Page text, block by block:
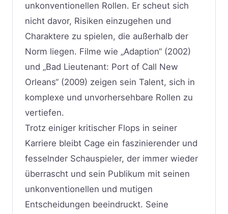
unkonventionellen Rollen. Er scheut sich
nicht davor, Risiken einzugehen und
Charaktere zu spielen, die außerhalb der
Norm liegen. Filme wie „Adaption“ (2002)
und „Bad Lieutenant: Port of Call New
Orleans“ (2009) zeigen sein Talent, sich in
komplexe und unvorhersehbare Rollen zu
vertiefen.
Trotz einiger kritischer Flops in seiner
Karriere bleibt Cage ein faszinierender und
fesselnder Schauspieler, der immer wieder
überrascht und sein Publikum mit seinen
unkonventionellen und mutigen
Entscheidungen beeindruckt. Seine